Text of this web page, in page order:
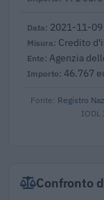
2021-11-09
Credito
Agenzia
46.767
Fonte: Registro
IODL
Confronto